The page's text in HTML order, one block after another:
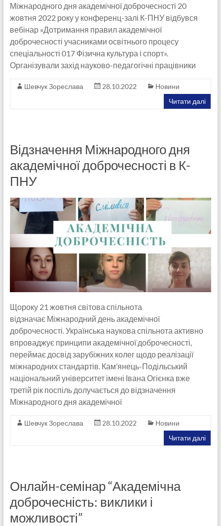
Міжнародного дня академічної доброчесності 20
жовтня 2022 року у конференц-залі К-ПНУ відбувся
вебінар «Дотримання правил академічної
доброчесності учасниками освітнього процесу
спеціальності 017 Фізична культура і спорт».
Організували захід науково-педагогічні працівники
Шевчук Зореслава 28.10.2022
Новини
Читати далі
Відзначення Міжнародного дня
академічної доброчесності в К-
ПНУ
Щороку 21 жовтня світова спільнота
відзначає Міжнародний день академічної
доброчесності. Українська наукова спільнота активно
впроваджує принципи академічної доброчесності,
переймає досвід зарубіжних колег щодо реалізації
міжнародних стандартів. Кам’янець-Подільський
національний університет імені Івана Огієнка вже
третій рік поспіль долучається до відзначення
Міжнародного дня академічної
Шевчук Зореслава 28.10.2022
Новини
Читати далі
Онлайн-семінар “Академічна
доброчесність: виклики і
можливості”